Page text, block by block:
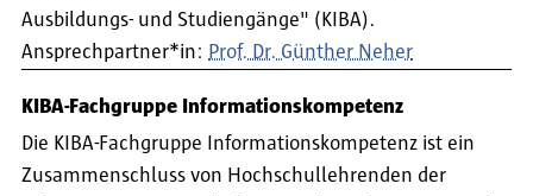
Ausbildungs- und Studiengänge" (KIBA).
Ansprechpartner*in: Prof. Dr. Günther Neher
KIBA-Fachgruppe Informationskompetenz
Die KIBA-Fachgruppe Informationskompetenz ist ein
Zusammenschluss von Hochschullehrenden der